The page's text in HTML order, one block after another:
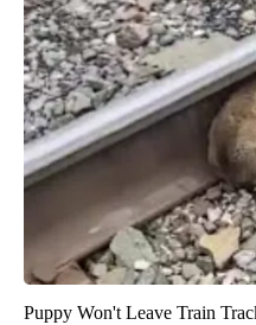
Puppy Won't Leave Train